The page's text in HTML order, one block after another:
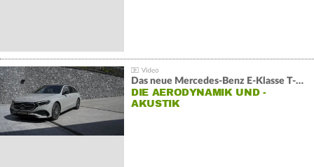
Das neue Mercedes-Benz E-Klasse T-Modell
DIE AERODYNAMIK UND -
AKUSTIK